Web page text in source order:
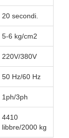
20 secondi.
5-6 kg/cm2
220V/380V
50 Hz/60 Hz
1ph/3ph
4410
libbre/2000 kg